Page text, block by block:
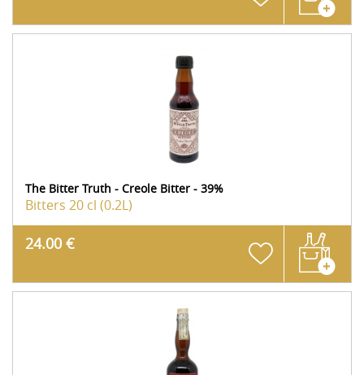
The Bitter Truth - Creole Bitter - 39%
Bitters 20 cl (0.2L)
24.00 €